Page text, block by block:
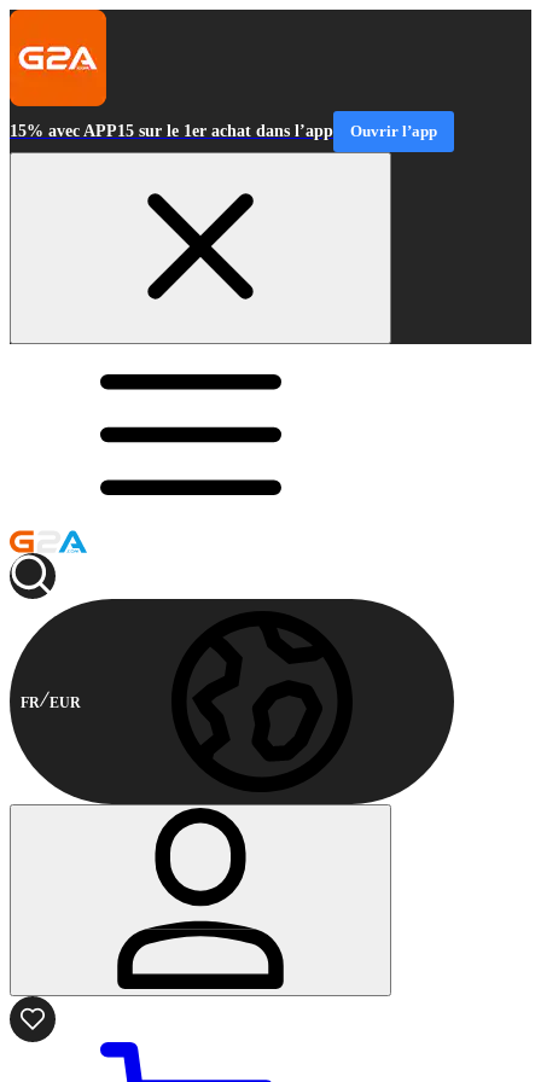
15% avec APP15 sur le 1er achat dans l’app Ouvrir l’app
FR EUR